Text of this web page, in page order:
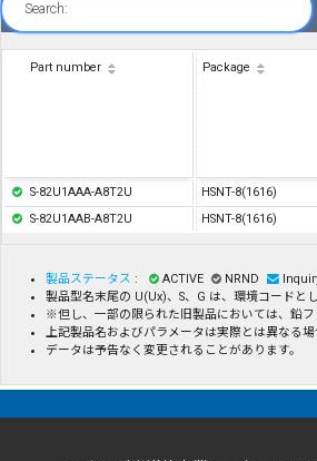
Search:
Part number Package
S-82U1AAA-A8T2U
HSNT-8(1616)
S-82U1AAB-A8T2U
HSNT-8(1616)
製品ステータス : ACTIVE NRND
製品型名末尾の U(Ux)、S、G は、環境コード
※但し、一部の限られた旧製品においては、鉛
上記製品名およびパラメータは実際とは異なる
データは予告なく変更されることがあります。